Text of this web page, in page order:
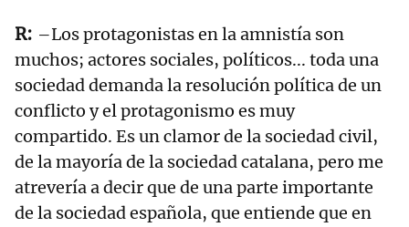
–Los protagonistas en la amnistía son
muchos; actores sociales, políticos... toda una
sociedad demanda la resolución política de un
conflicto y el protagonismo es muy
compartido. Es un clamor de la sociedad civil,
de la mayoría de la sociedad catalana, pero me
atrevería a decir que de una parte importante
de la sociedad española, que entiende que en